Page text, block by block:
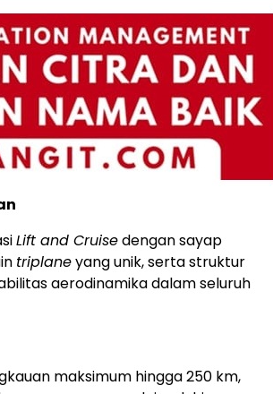
Lift and Cruisedengan sayap
triplaneyang unik, serta struktur
aerodinamika dalam seluruh
maksimum hingga 250 km,